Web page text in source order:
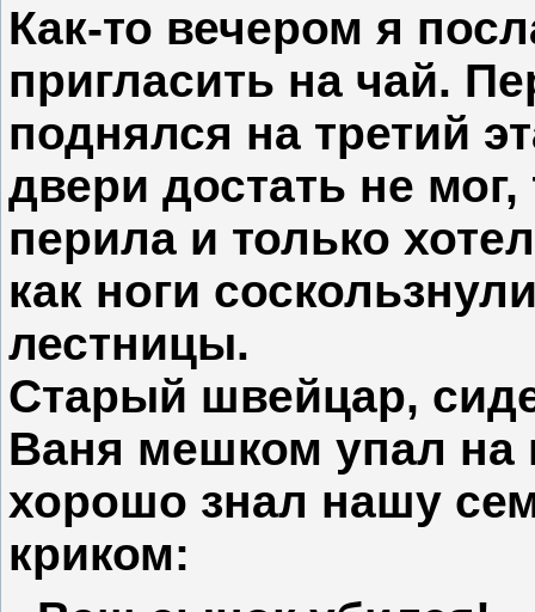
Как-то вечером я
пригласить на чай.
поднялся на третий
двери достать не
перила и только
как ноги
лестницы.
Старый швейцар,
Ваня мешком упал на
хорошо знал нашу
криком: